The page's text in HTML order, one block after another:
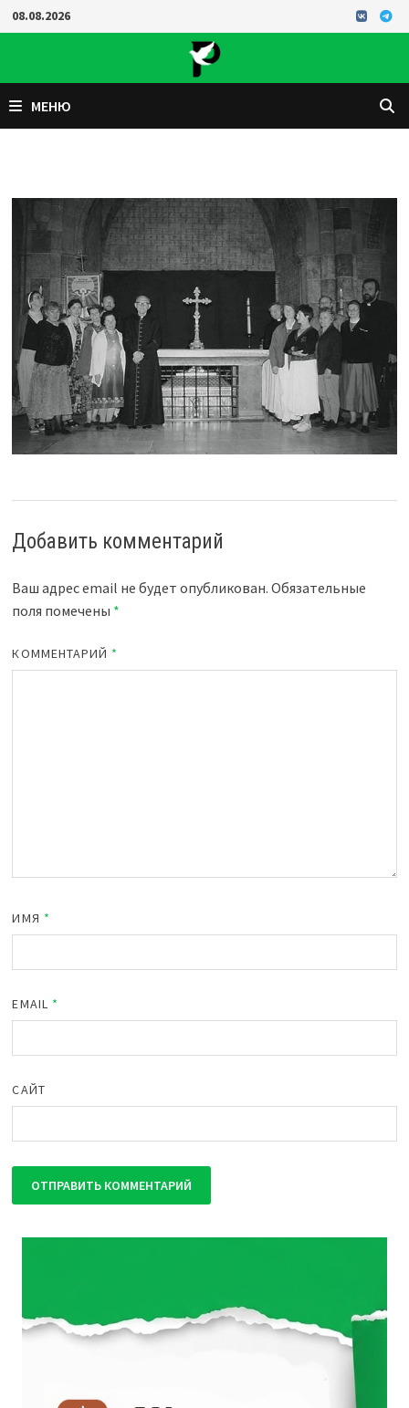
Перейти
к
08.08.2026
МЕНЮ
Добавить комментарий
Ваш адрес email не будет опубликован. Обязательные
поля помечены *
КОММЕНТАРИЙ *
ИМЯ *
EMAIL *
САЙТ